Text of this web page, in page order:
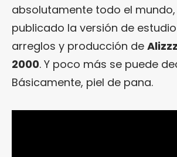
absolutamente todo el
publicado la versión de
arreglos y producción de Alizzz
2000. Y poco más se puede
Básicamente, piel de pana.